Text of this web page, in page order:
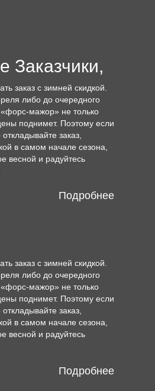
Заказчики,
заказ с зимней скидкой.
либо до очередного
мажор» не только
поднимет. Поэтому если
заказ,
в самом начале сезона,
весной и радуйтесь
Подробнее
заказ с зимней скидкой.
либо до очередного
мажор» не только
поднимет. Поэтому если
заказ,
в самом начале сезона,
весной и радуйтесь
Подробнее